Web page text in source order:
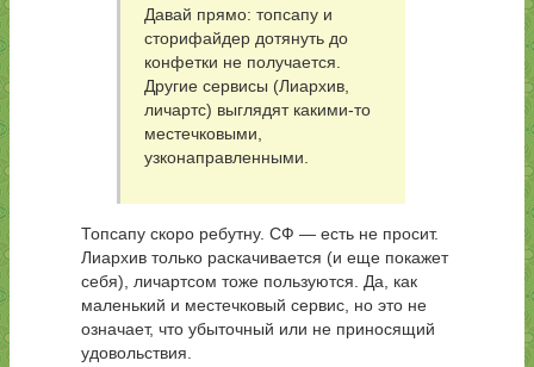
Давай прямо: топсапу и
сторифайдер дотянуть до
конфетки не получается.
Другие сервисы (Лиархив,
личартс) выглядят какими-то
местечковыми,
узконаправленными.
Топсапу скоро ребутну. СФ — есть не просит.
Лиархив только раскачивается (и еще покажет
себя), личартсом тоже пользуются. Да, как
маленький и местечковый сервис, но это не
означает, что убыточный или не приносящий
удовольствия.